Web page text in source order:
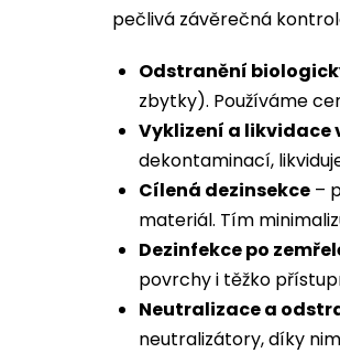
pečlivá závěrečná
Odstranění
zbytky). Používáme
Vyklizení a likvidace
dekontaminací,
Cílená dezinsekce –
materiál. Tím
Dezinfekce po
povrchy i těžko
Neutralizace a
neutralizátory, díky